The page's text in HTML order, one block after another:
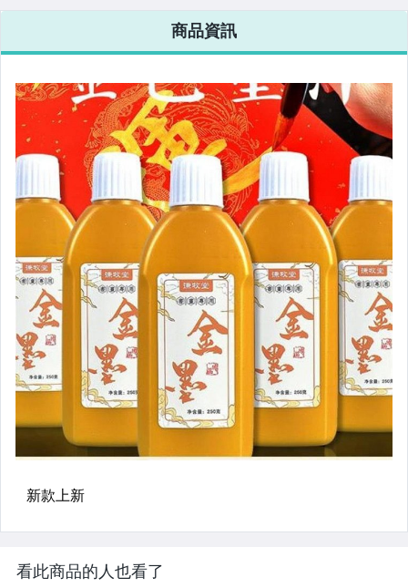
電腦、平板與周邊
相機、攝影與周邊
運動、戶外與休閒
電玩遊戲與主機
嬰幼兒與孕婦
汽機車精品百貨
居家、家具與園藝
玩具、模型與公仔
男性精品與服飾
偶像、球員卡與郵幣
女裝與服飾配件
手錶與飾品配件
女包精品與女鞋
家電與影音視聽
商品資訊
看此商品的人也看了